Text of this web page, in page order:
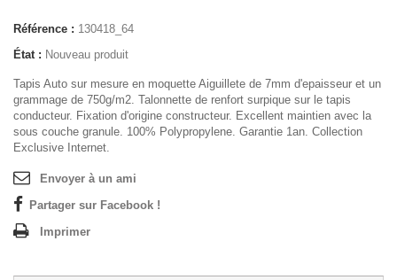
Référence : 130418_64
État : Nouveau produit
Tapis Auto sur mesure en moquette Aiguillete de 7mm d'epaisseur et un
grammage de 750g/m2. Talonnette de renfort surpique sur le tapis
conducteur. Fixation d'origine constructeur. Excellent maintien avec la
sous couche granule. 100% Polypropylene. Garantie 1an. Collection
Exclusive Internet.
Envoyer à un ami
Partager sur Facebook !
Imprimer